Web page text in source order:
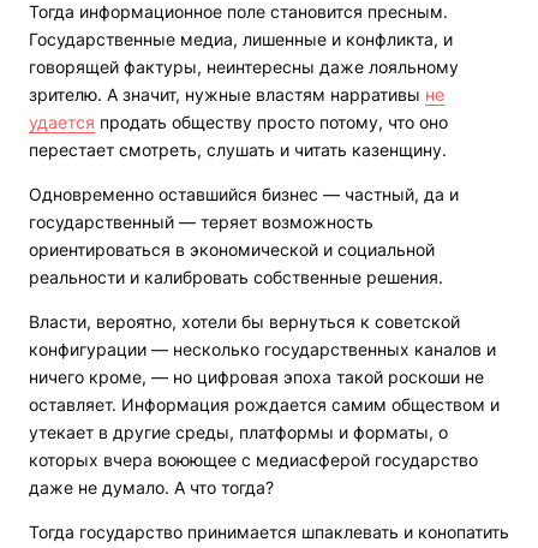
Тогда информационное поле становится пресным.
Государственные медиа, лишенные и конфликта, и
говорящей фактуры, неинтересны даже лояльному
зрителю. А значит, нужные властям нарративы не
удается продать обществу просто потому, что оно
перестает смотреть, слушать и читать казенщину.
Одновременно оставшийся бизнес — частный, да и
государственный — теряет возможность
ориентироваться в экономической и социальной
реальности и калибровать собственные решения.
Власти, вероятно, хотели бы вернуться к советской
конфигурации — несколько государственных каналов и
ничего кроме, — но цифровая эпоха такой роскоши не
оставляет. Информация рождается самим обществом и
утекает в другие среды, платформы и форматы, о
которых вчера воюющее с медиасферой государство
даже не думало. А что тогда?
Тогда государство принимается шпаклевать и конопатить